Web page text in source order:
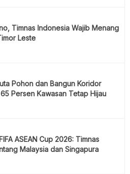
Timnas Indonesia Wajib Menang
Leste
Pohon dan Bangun Koridor
Persen Kawasan Tetap Hijau
ASEAN Cup 2026: Timnas
Malaysia dan Singapura